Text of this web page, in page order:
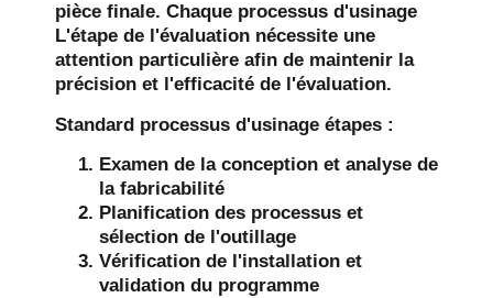
pièce finale. Chaque processus d'usinage
L'étape de l'évaluation nécessite une
attention particulière afin de maintenir la
précision et l'efficacité de l'évaluation.
Standard processus d'usinage étapes :
Examen de la conception et analyse de
la fabricabilité
Planification des processus et
sélection de l'outillage
Vérification de l'installation et
validation du programme